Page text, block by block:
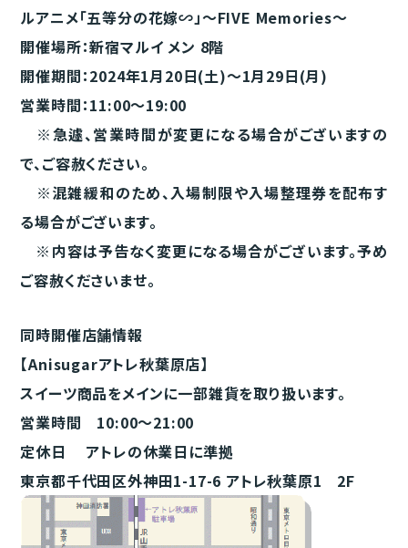
ルアニメ「五等分の花嫁∽」～FIVE Memories～
開催場所：新宿マルイ メン 8階
開催期間：2024年1月20日(土)～1月29日(月)
営業時間：11:00～19:00
※急遽、営業時間が変更になる場合がございますの
で、ご容赦ください。
※混雑緩和のため、入場制限や入場整理券を配布す
る場合がございます。
※内容は予告なく変更になる場合がございます。予め
ご容赦くださいませ。
同時開催店舗情報
【Anisugarアトレ秋葉原店】
スイーツ商品をメインに一部雑貨を取り扱います。
営業時間 10:00～21:00
定休日 アトレの休業日に準拠
東京都千代田区外神田1-17-6 アトレ秋葉原1 2F